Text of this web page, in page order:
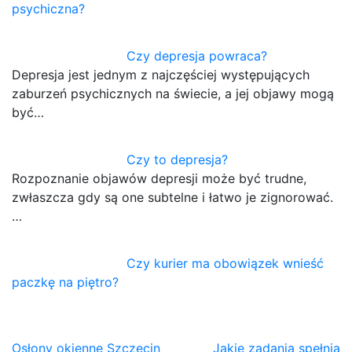
psychiczna?
Czy depresja powraca?
Depresja jest jednym z najczęściej występujących
zaburzeń psychicznych na świecie, a jej objawy mogą
być…
Czy to depresja?
Rozpoznanie objawów depresji może być trudne,
zwłaszcza gdy są one subtelne i łatwo je zignorować.
…
Czy kurier ma obowiązek wnieść
paczkę na piętro?
Osłony okienne Szczecin
Jakie zadania spełnia